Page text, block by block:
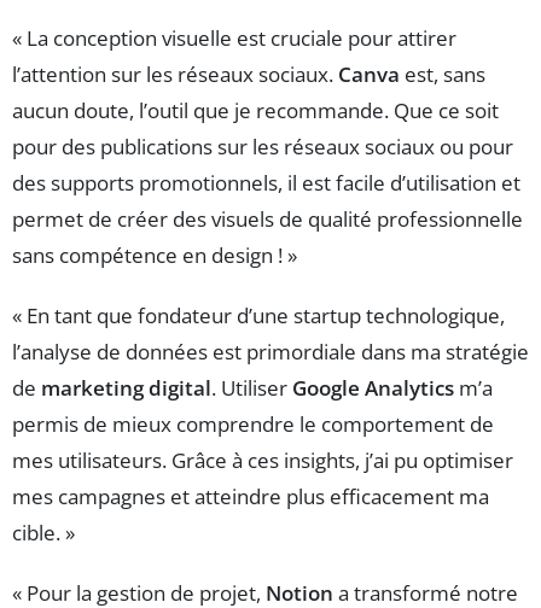
« La conception visuelle est cruciale pour attirer
l’attention sur les réseaux sociaux. Canva est, sans
aucun doute, l’outil que je recommande. Que ce soit
pour des publications sur les réseaux sociaux ou pour
des supports promotionnels, il est facile d’utilisation et
permet de créer des visuels de qualité professionnelle
sans compétence en design ! »
« En tant que fondateur d’une startup technologique,
l’analyse de données est primordiale dans ma stratégie
de marketing digital. Utiliser Google Analytics m’a
permis de mieux comprendre le comportement de
mes utilisateurs. Grâce à ces insights, j’ai pu optimiser
mes campagnes et atteindre plus efficacement ma
cible. »
« Pour la gestion de projet, Notion a transformé notre